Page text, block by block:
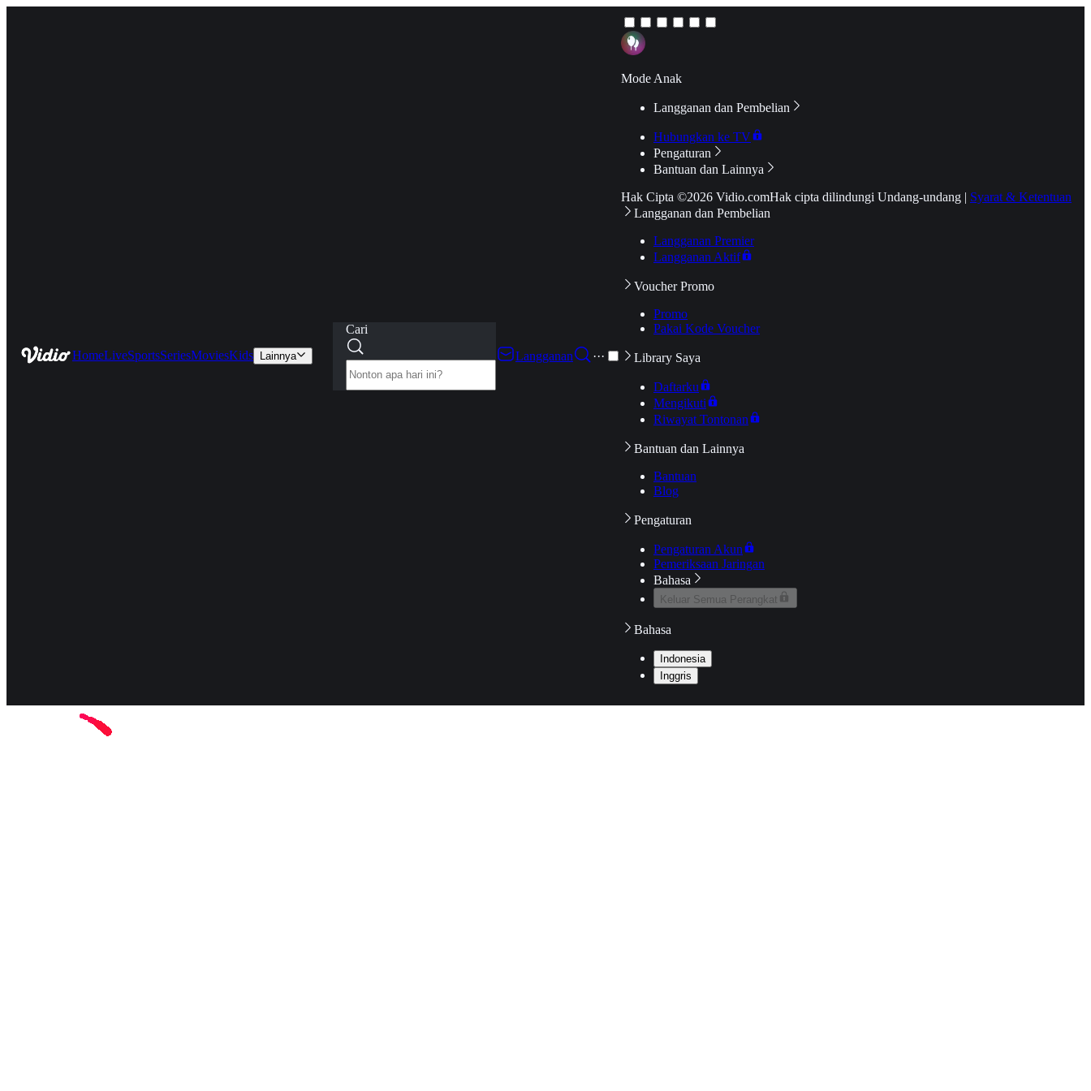
HomeLiveSportsSeriesMoviesKids Lainnya
Cari
Langganan
···
Mode Anak
Langganan dan Pembelian
Hubungkan ke TV
Pengaturan
Bantuan dan Lainnya
Hak Cipta ©2026 Vidio.comHak cipta dilindungi Undang-undang | Syarat & Ketentuan
Langganan dan Pembelian
Langganan Premier
Langganan Aktif
Voucher Promo
Promo
Pakai Kode Voucher
Library Saya
Daftarku
Mengikuti
Riwayat Tontonan
Bantuan dan Lainnya
Bantuan
Blog
Pengaturan
Pengaturan Akun
Pemeriksaan Jaringan
Bahasa
Keluar Semua Perangkat
Bahasa
Indonesia
Inggris